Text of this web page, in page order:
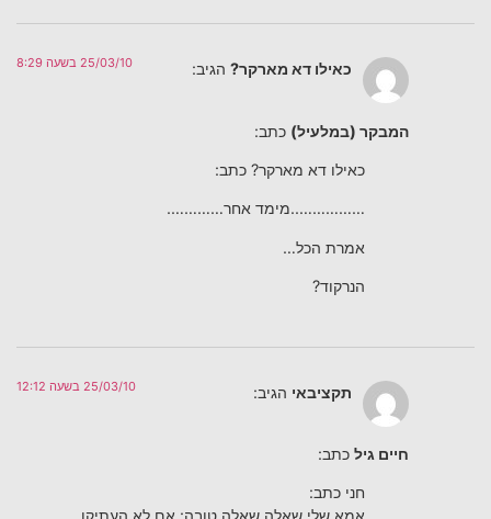
כאילו דא מארקר? הגיב: 25/03/10 בשעה 8:29
המבקר (במלעיל) כתב:
כאילו דא מארקר? כתב:
……………..מימד אחר………….
אמרת הכל…
הנרקוד?
תקציבאי הגיב: 25/03/10 בשעה 12:12
חיים גיל כתב:
חני כתב: